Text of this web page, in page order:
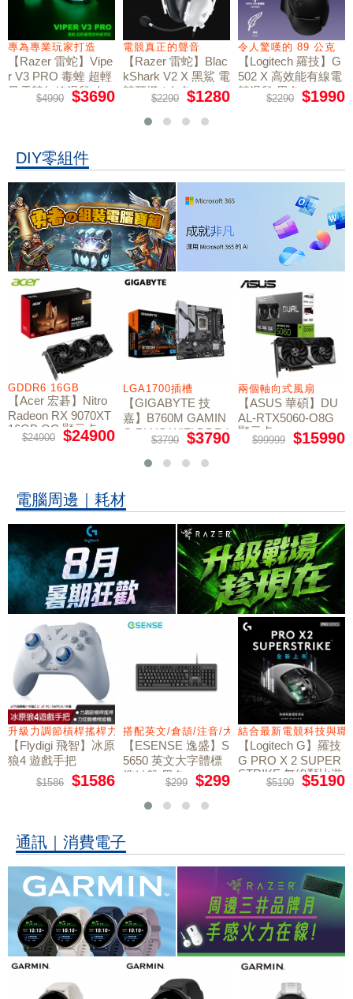
專為專業玩家打造
【Razer 雷蛇】Vipe
r V3 PRO 毒蝰 超輕
量電競無線滑鼠 白
$4990 $3690
電競真正的聲音
【Razer 雷蛇】Blac
kShark V2 X 黑鯊 電
競耳機 / 白色
$2290 $1280
令人驚嘆的 89 公克
【Logitech 羅技】G
502 X 高效能有線電
競滑鼠 黑色
$2290 $1990
DIY零組件
GDDR6 16GB
【Acer 宏碁】Nitro
Radeon RX 9070XT
16GB OC 顯示卡
$24900 $24900
LGA1700插槽
【GIGABYTE 技
嘉】B760M GAMIN
G PLUS WIFI DDR4
主機板$3790 $3790
兩個軸向式風扇
【ASUS 華碩】DU
AL-RTX5060-O8G
顯示卡
$99999 $15990
電腦周邊｜耗材
墊
升級力調節槓桿搖桿力切換扳機
【Flydigi 飛智】冰原
狼4 遊戲手把
$1586 $1586
搭配英文/倉頡/注音/大易
【ESENSE 逸盛】S
5650 英文大字體標
準鍵盤 黑色
$299 $299
結合最新電競科技與
【Logitech G】羅技
G PRO X 2 SUPER
STRIKE 無線類比遊
戲滑鼠$5190 $5190
通訊｜消費電子